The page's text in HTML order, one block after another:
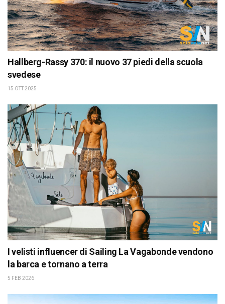
Hallberg-Rassy 370: il nuovo 37 piedi della scuola
svedese
15 OTT 2025
I velisti influencer di Sailing La Vagabonde vendono
la barca e tornano a terra
5 FEB 2026